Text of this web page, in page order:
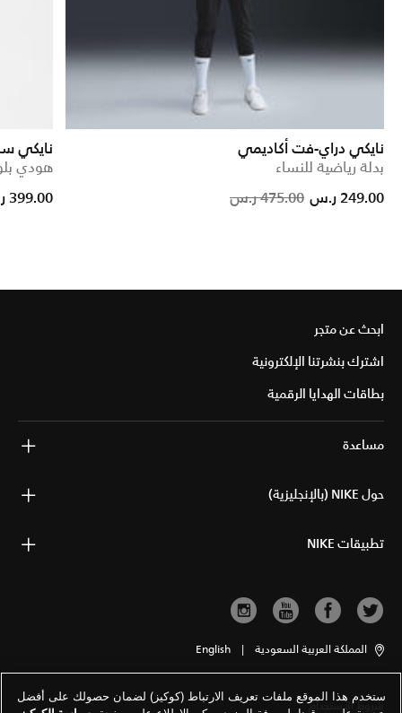
نايكي دراي-فت أكاديمي
بدلة رياضية للنساء
Price
475.00 ر.س to
249.00 ر.س
نايكي
هودي
399.00 ر.س
ابحث عن متجر
اشترك بنشرتنا الإلكترونية
بطاقات الهدايا الرقمية
مساعدة
حول NIKE (بالإنجليزية)
تطبيقات NIKE
المملكة العربية السعودية |
English
شروط الاستخدام
ستخدم هذا الموقع ملفات تعريف الارتباط (كوكيز) لضمان حصولك على أفضل